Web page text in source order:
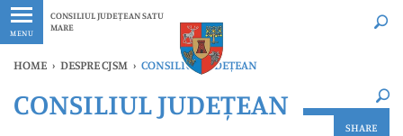
MENU
CONSILIUL JUDEȚEAN SATU
MARE
Ultimele
HOME › DESPRE CJSM › CONSILIUL JUDEȚEAN
Ultimele Oricând ×
CONSILIUL JUDEȚEAN
SHARE